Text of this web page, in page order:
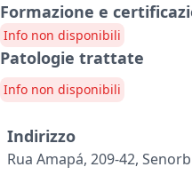
Formazione e
Info non disponibili
Patologie trattate
Info non disponibili
Indirizzo
Rua Amapá, 209-42,